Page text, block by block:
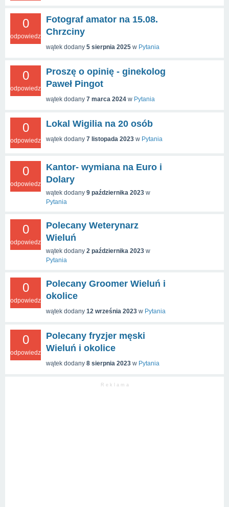
0
odpowiedzi
Fotograf amator na 15.08.
Chrzciny
wątek dodany 5 sierpnia 2025 w Pytania
0
odpowiedzi
Proszę o opinię - ginekolog
Paweł Pingot
wątek dodany 7 marca 2024 w Pytania
0
odpowiedzi
Lokal Wigilia na 20 osób
wątek dodany 7 listopada 2023 w Pytania
0
odpowiedzi
Kantor- wymiana na Euro i
Dolary
wątek dodany 9 października 2023 w
Pytania
0
odpowiedzi
Polecany Weterynarz
Wieluń
wątek dodany 2 października 2023 w
Pytania
0
odpowiedzi
Polecany Groomer Wieluń i
okolice
wątek dodany 12 września 2023 w Pytania
0
odpowiedzi
Polecany fryzjer męski
Wieluń i okolice
wątek dodany 8 sierpnia 2023 w Pytania
R e k l a m a